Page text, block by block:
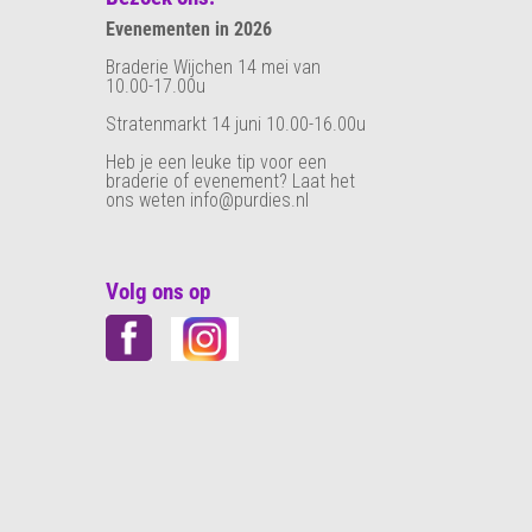
Evenementen in 2026
Braderie Wijchen 14 mei van
10.00-17.00u
Stratenmarkt 14 juni 10.00-16.00u
Heb je een leuke tip voor een
braderie of evenement? Laat het
ons weten info@purdies.nl
Volg ons op